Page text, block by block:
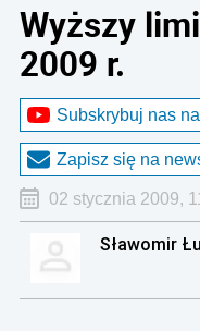
Wyższy
2009 r.
Subskrybuj nas
Zapisz się na
02 stycznia 2009,
Sławomir